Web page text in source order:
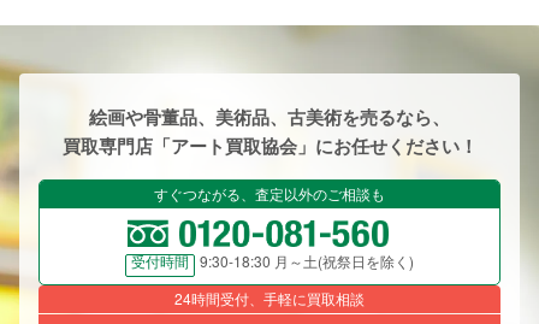
絵画や骨董品、美術品、古美術を売るなら、
買取専門店「アート買取協会」にお任せください！
すぐつながる、査定以外のご相談も
受付時間
9:30-18:30 月～土(祝祭日を除く)
24時間受付、手軽に買取相談